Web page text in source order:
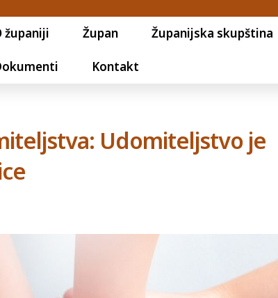
županiji Župan Županijska skupština
Kontakt
Udomiteljstvo je